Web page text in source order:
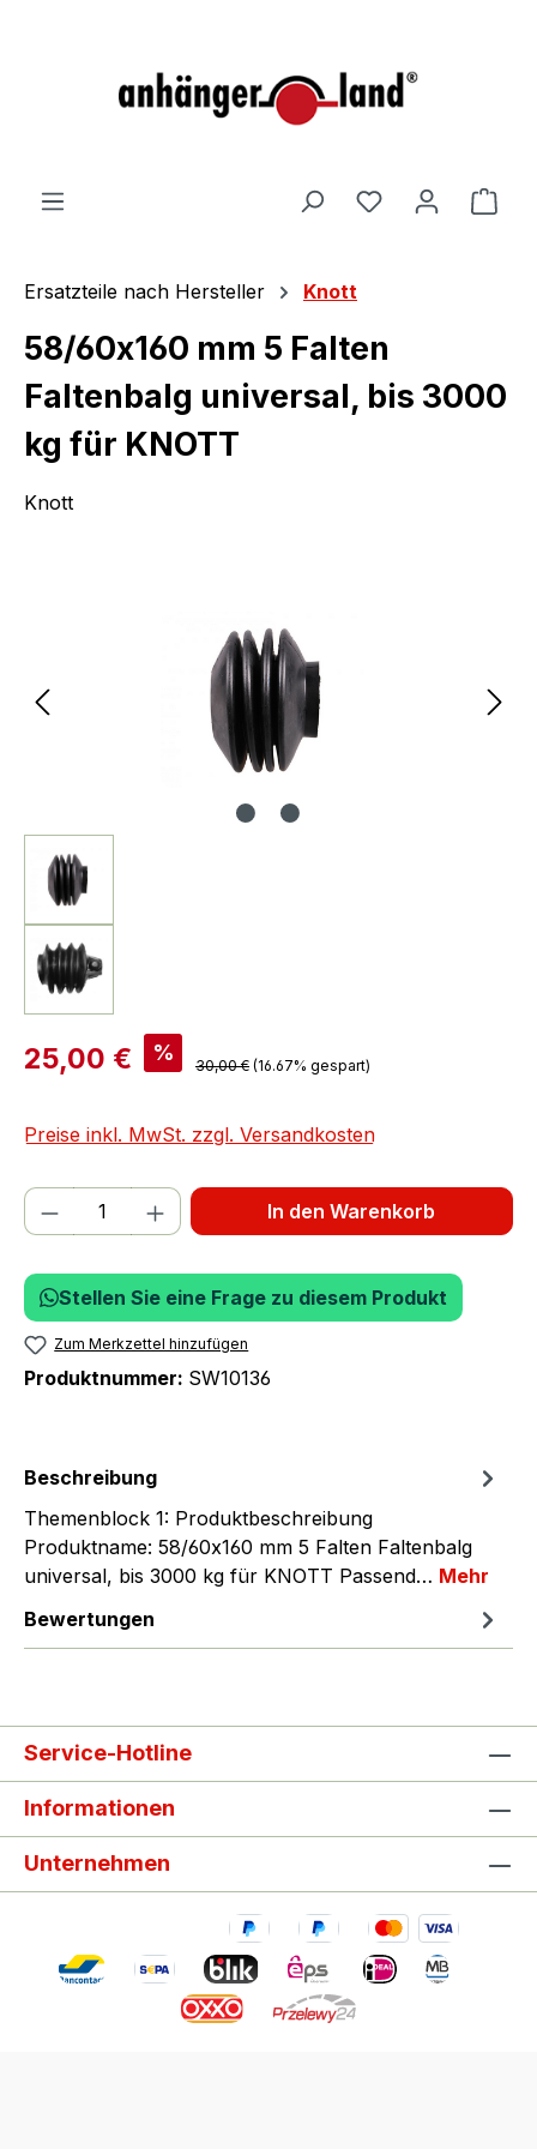
Ersatzteile nach Hersteller Knott
58/60x160 mm 5 Falten
Faltenbalg universal, bis 3000
kg für KNOTT
Knott
25,00 € %
30,00 € (16.67% gespart)
Preise inkl. MwSt. zzgl. Versandkosten
Produkt Anzahl: Gib den gewünschten
In den Warenkorb
Stellen Sie eine Frage zu diesem Produkt
Zum Merkzettel hinzufügen
Produktnummer: SW10136
Beschreibung
Themenblock 1: Produktbeschreibung
Produktname: 58/60x160 mm 5 Falten Faltenbalg
universal, bis 3000 kg für KNOTT Passend… Mehr
Bewertungen
Service-Hotline
Informationen
Unternehmen